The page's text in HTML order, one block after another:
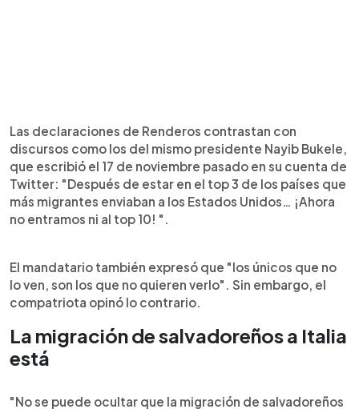
Las declaraciones de Renderos contrastan con
discursos como los del mismo presidente Nayib Bukele,
que escribió el 17 de noviembre pasado en su cuenta de
Twitter: "Después de estar en el top 3 de los países que
más migrantes enviaban a los Estados Unidos… ¡Ahora
no entramos ni al top 10! ".
El mandatario también expresó que "los únicos que no
lo ven, son los que no quieren verlo". Sin embargo, el
compatriota opinó lo contrario.
La migración de salvadoreños a Italia
está
"No se puede ocultar que la migración de salvadoreños